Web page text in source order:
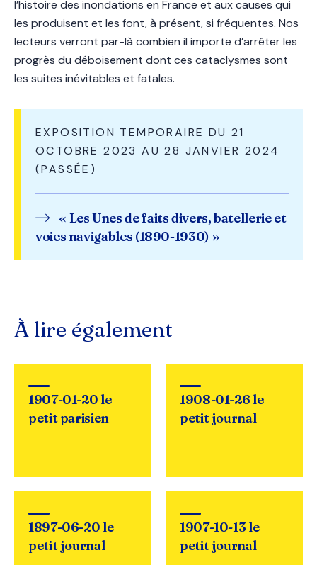
l’histoire des inondations en France et aux causes qui
les produisent et les font, à présent, si fréquentes. Nos
lecteurs verront par-là combien il importe d’arrêter les
progrès du déboisement dont ces cataclysmes sont
les suites inévitables et fatales.
EXPOSITION TEMPORAIRE DU 21
OCTOBRE 2023 AU 28 JANVIER 2024
(PASSÉE)
« Les Unes de faits divers, batellerie et
voies navigables (1890-1930) »
À lire également
1907-01-20 le
petit parisien
1908-01-26 le
petit journal
1897-06-20 le
petit journal
1907-10-13 le
petit journal